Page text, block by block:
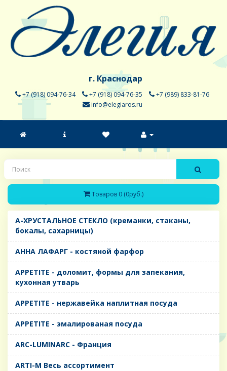
г. Краснодар
+7 (918) 094-76-34 +7 (918) 094-76-35
+7 (989) 833-81-76
info@elegiaros.ru
Товаров 0 (0руб.)
A-ХРУСТАЛЬНОЕ СТЕКЛО (креманки, стаканы,
бокалы, сахарницы)
AHHA ЛАФАРГ - костяной фарфор
APPETITE - доломит, формы для запекания,
кухонная утварь
APPETITE - нержавейка наплитная посуда
APPETITE - эмалированая посуда
ARC-LUMINARC - Франция
ARTI-M Весь ассортимент